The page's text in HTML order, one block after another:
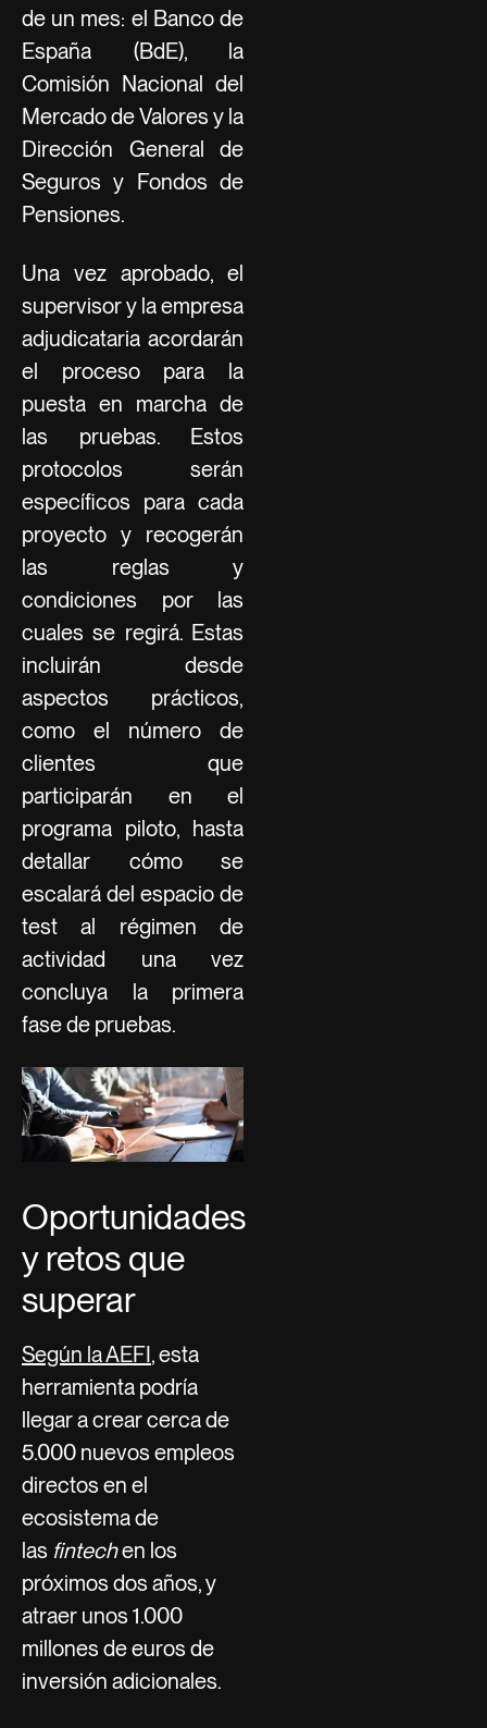
de un mes: el Banco de
España (BdE), la
Comisión Nacional del
Mercado de Valores y la
Dirección General de
Seguros y Fondos de
Pensiones.
Una vez aprobado, el
supervisor y la empresa
adjudicataria acordarán
el proceso para la
puesta en marcha de
las pruebas. Estos
protocolos serán
específicos para cada
proyecto y recogerán
las reglas y
condiciones por las
cuales se regirá. Estas
incluirán desde
aspectos prácticos,
como el número de
clientes que
participarán en el
programa piloto, hasta
detallar cómo se
escalará del espacio de
test al régimen de
actividad una vez
concluya la primera
fase de pruebas.
Oportunidades
y retos que
superar
Según la AEFI, esta
herramienta podría
llegar a crear cerca de
5.000 nuevos empleos
directos en el
ecosistema de
las fintechen los
próximos dos años, y
atraer unos 1.000
millones de euros de
inversión adicionales.